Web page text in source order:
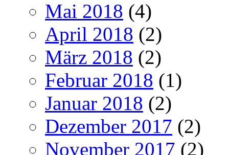
Mai 2018 (4)
April 2018 (2)
März 2018 (2)
Februar 2018 (1)
Januar 2018 (2)
Dezember 2017 (2)
November 2017 (2)